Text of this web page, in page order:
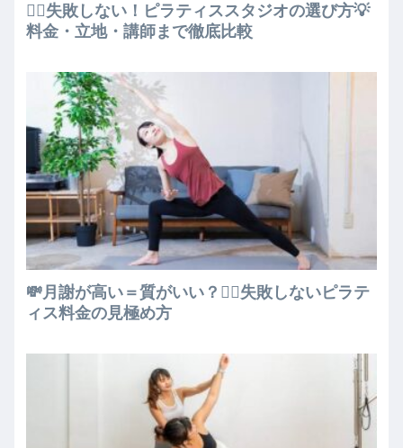
🧘‍♀️失敗しない！ピラティススタジオの選び方💡
料金・立地・講師まで徹底比較
💸月謝が高い＝質がいい？🧘‍♀️失敗しないピラテ
ィス料金の見極め方